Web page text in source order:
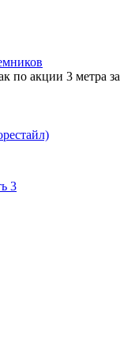
по акции 3 метра
3